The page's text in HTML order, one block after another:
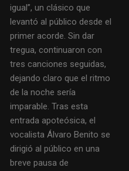
igual”, un clásico que
levantó al público desde el
primer acorde. Sin dar
tregua, continuaron con
tres canciones seguidas,
dejando claro que el ritmo
de la noche sería
imparable. Tras esta
entrada apoteósica, el
vocalista Álvaro Benito se
dirigió al público en una
breve pausa de